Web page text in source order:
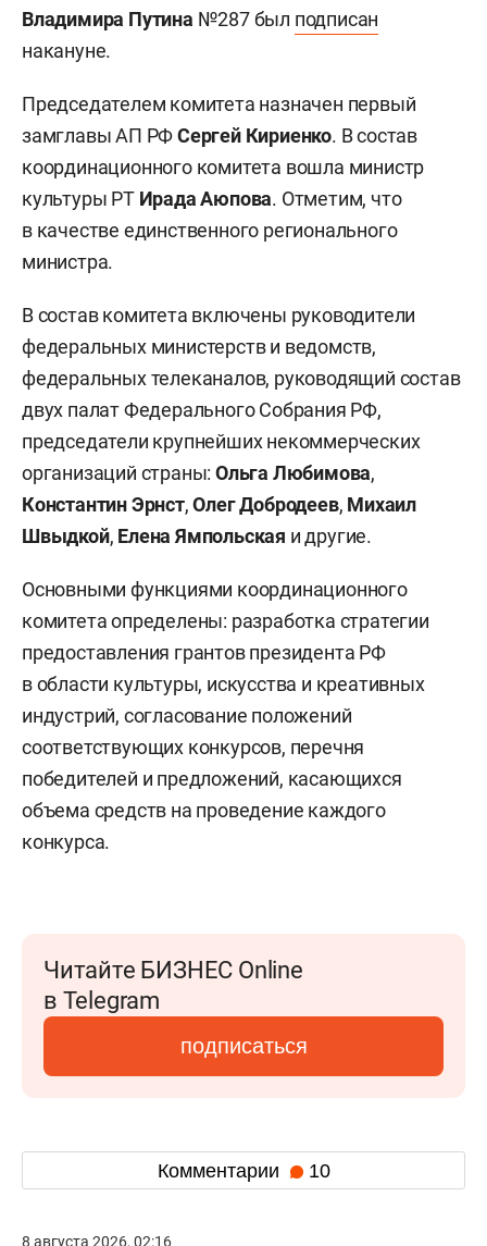
Владимира Путина №287 был подписан
накануне.
Председателем комитета назначен первый
замглавы АП РФСергей Кириенко. В состав
координационного комитета вошла министр
культуры РТ Ирада Аюпова. Отметим, что
в качестве единственного регионального
министра.
В состав комитета включены руководители
федеральных министерств и ведомств,
федеральных телеканалов, руководящий состав
двух палат Федерального Собрания РФ,
председатели крупнейших некоммерческих
организаций страны:Ольга Любимова,
Константин Эрнст,Олег Добродеев, Михаил
Швыдкой, Елена Ямпольская и другие.
Основными функциями координационного
комитета определены: разработка стратегии
предоставления грантов президента РФ
в области культуры, искусства и креативных
индустрий, согласование положений
соответствующих конкурсов, перечня
победителей и предложений, касающихся
объема средств на проведение каждого
конкурса.
Читайте БИЗНЕС Online
в Telegram
подписаться
Комментарии 10
8 августа 2026, 02:16